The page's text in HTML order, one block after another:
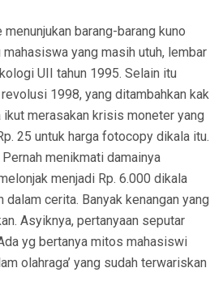
barang-barang kuno
yang masih utuh, lembar
UII tahun 1995. Selain itu
1998, yang ditambahkan kak
ikut merasakan krisis moneter yang
25 untuk harga fotocopy dikala itu.
menikmati damainya
menjadi Rp. 6.000 dikala
cerita. Banyak kenangan yang
Asyiknya, pertanyaan seputar
yg bertanya mitos mahasiswi
olahraga’ yang sudah terwariskan